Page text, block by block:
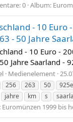
0 Album:
- 10 Euro
- 50 Jahre
- 10 Euro -
Jahre Saarland -
Medienelement
256 263 50
jahre km s
Euromünzen 1999 bis